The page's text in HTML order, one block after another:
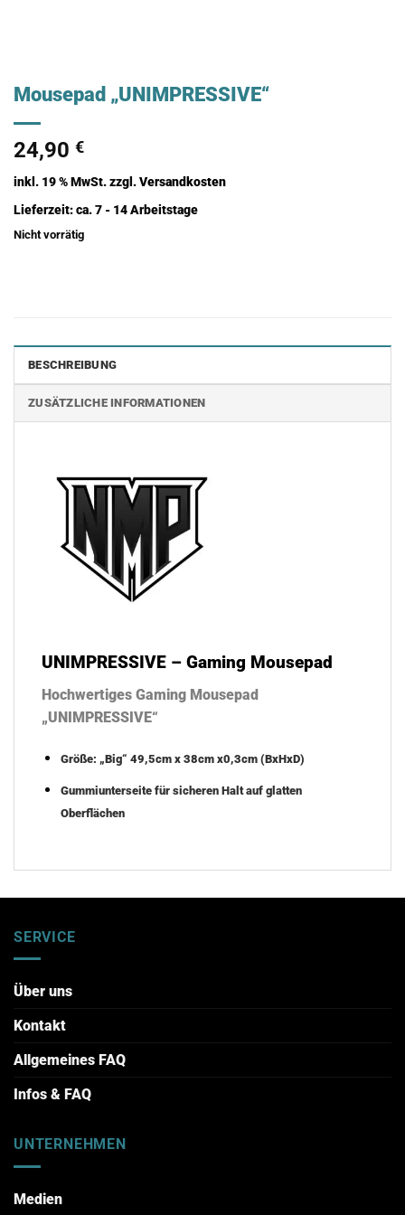
Mousepad „UNIMPRESSIVE“
24,90 €
inkl. 19 % MwSt.zzgl.Versandkosten
Lieferzeit:ca. 7 - 14 Arbeitstage
Nicht vorrätig
BESCHREIBUNG
ZUSÄTZLICHE INFORMATIONEN
UNIMPRESSIVE – Gaming Mousepad
Hochwertiges Gaming Mousepad
„UNIMPRESSIVE“
Größe: „Big“ 49,5cm x 38cm x0,3cm (BxHxD)
Gummiunterseite für sicheren Halt auf glatten
Oberflächen
SERVICE
Über uns
Kontakt
Allgemeines FAQ
Infos & FAQ
UNTERNEHMEN
Medien